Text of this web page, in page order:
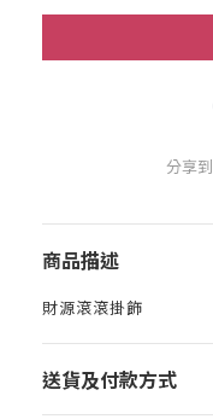
分享到
商品描述
財源滾滾掛飾
送貨及付款方式